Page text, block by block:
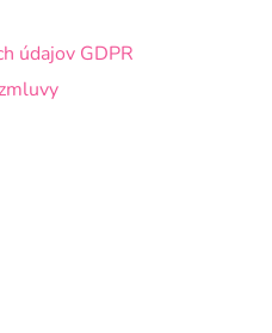
údajov GDPR